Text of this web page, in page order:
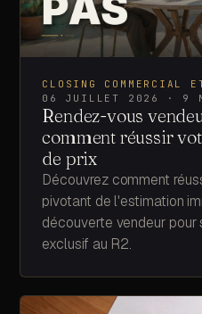
CLOSING COMMERCIAL
06 JUILLET 2026
· 9
Rendez-vous
comment réussir
de prix
Découvrez comment
pivotant de l'estimation
découverte vendeur
exclusif au R2.